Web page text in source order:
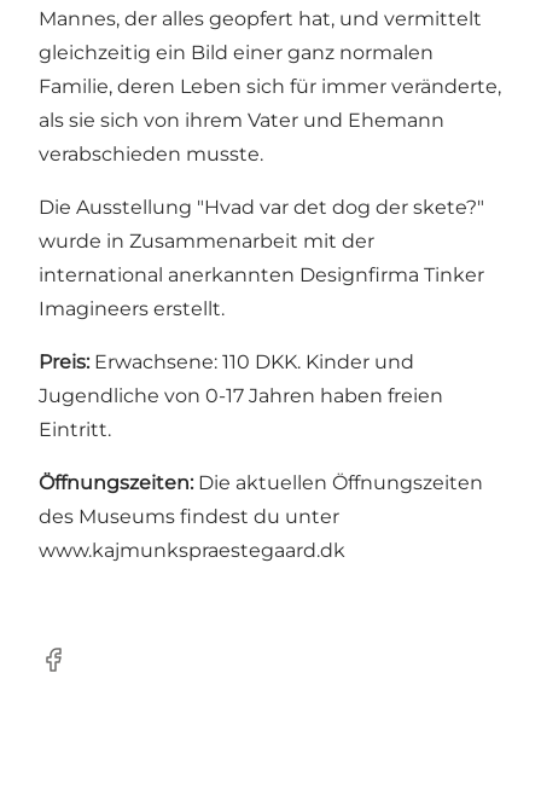
Mannes, der alles geopfert hat, und vermittelt
gleichzeitig ein Bild einer ganz normalen
Familie, deren Leben sich für immer veränderte,
als sie sich von ihrem Vater und Ehemann
verabschieden musste.
Die Ausstellung "Hvad var det dog der skete?"
wurde in Zusammenarbeit mit der
international anerkannten Designfirma Tinker
Imagineers erstellt.
Preis: Erwachsene: 110 DKK. Kinder und
Jugendliche von 0-17 Jahren haben freien
Eintritt.
Öffnungszeiten: Die aktuellen Öffnungszeiten
des Museums findest du unter
www.kajmunkspraestegaard.dk
Facebook